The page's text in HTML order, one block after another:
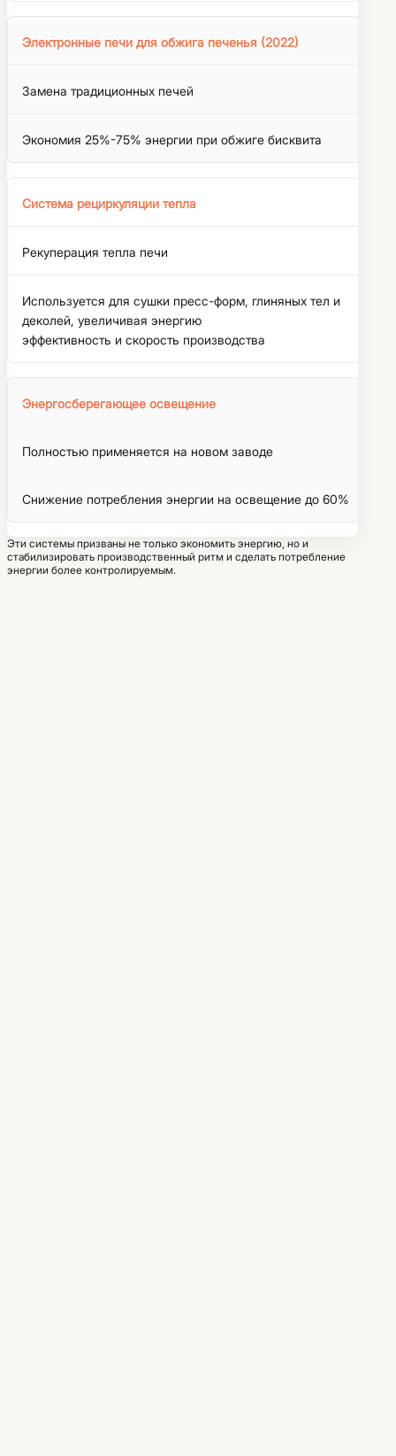
Электронные печи для обжига печенья (2022)
Замена традиционных печей
Экономия 25%-75% энергии при обжиге бисквита
Система рециркуляции тепла
Рекуперация тепла печи
Используется для сушки пресс-форм, глиняных тел и
деколей, увеличивая энергию
эффективность и скорость производства
Энергосберегающее освещение
Полностью применяется на новом заводе
Снижение потребления энергии на освещение до 60%
Эти системы призваны не только экономить энергию, но и
стабилизировать производственный ритм и сделать потребление
энергии более контролируемым.